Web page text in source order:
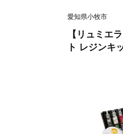
愛知県小牧市
【リュミエ
ト レジンキ
フト アクセ